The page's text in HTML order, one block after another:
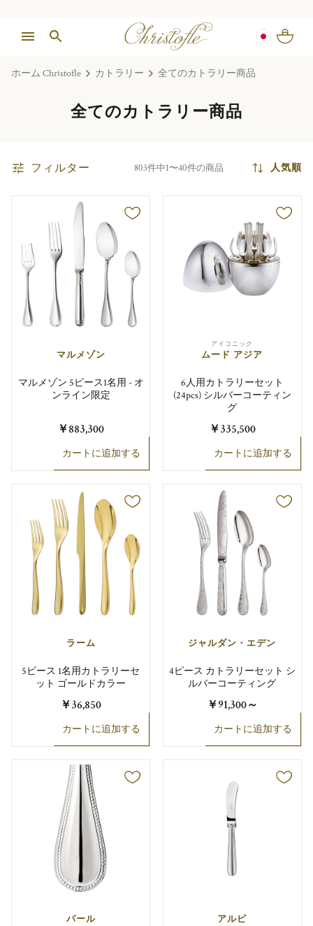
ホーム Christofle カトラリー 全てのカトラリー商品
全てのカトラリー商品
フィルター 803件中1〜40件の商品 人気順
マルメゾン
マルメゾン 5ピース1名用 - オ
ンライン限定
￥883,300
カートに追加する
アイコニック
ムード アジア
6人用カトラリーセット
(24pcs) シルバーコーティン
グ
￥335,500
カートに追加する
ラーム
5ピース 1名用カトラリーセ
ット ゴールドカラー
￥36,850
カートに追加する
ジャルダン・エデン
4ピース カトラリーセット シ
ルバーコーティング
￥91,300～
カートに追加する
パール アルビ